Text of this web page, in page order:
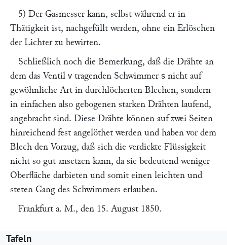
5) Der Gasmesser kann, selbst während er in
Thätigkeit ist, nachgefüllt werden, ohne ein Erlöschen
der Lichter zu bewirten.
Schließlich noch die Bemerkung, daß die Drähte an
dem das Ventil v tragenden Schwimmer s nicht auf
gewöhnliche Art in durchlöcherten Blechen, sondern
in einfachen also gebogenen starken Drähten laufend,
angebracht sind. Diese Drähte können auf zwei Seiten
hinreichend fest angelöthet werden und haben vor dem
Blech den Vorzug, daß sich die verdickte Flüssigkeit
nicht so gut ansetzen kann, da sie bedeutend weniger
Oberfläche darbieten und somit einen leichten und
steten Gang des Schwimmers erlauben.
Frankfurt a. M., den 15. August 1850.
Tafeln